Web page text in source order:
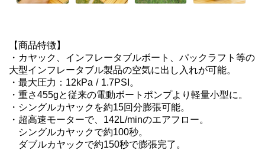
【商品特徴】
・カヤック、インフレータブルボート、パックラフト等の
大型インフレータブル製品の空気に出し入れが可能。
・最大圧力：12kPa / 1.7PSI。
・重さ455gと従来の電動ボートポンプより軽量小型に。
・シングルカヤックを約15回分膨張可能。
・超高速モーターで、142L/minのエアフロー。
シングルカヤックで約100秒。
ダブルカヤックで約150秒で膨張完了。